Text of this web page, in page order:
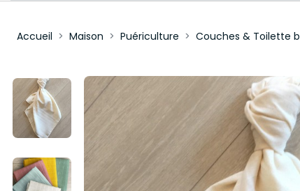
Accueil Maison Puériculture Couches & Toilette